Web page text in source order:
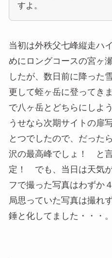
すよ。
当初は外秩父七峰縦走ハ
めにロングコースの宮ヶ
したが、数日前に降った
更して蛭ヶ岳に登ってき
で八ヶ岳とどちらにしよ
うせなら次期サイトの扉
とつでしたので、だった
沢の最高峰でしょ！ と
定！ でも、当日は天気
フで撮った写真はわずか
局思っていた写真は撮れ
錘と化してました・・・。